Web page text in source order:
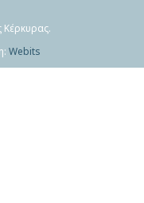
Κέρκυρας.
Webits